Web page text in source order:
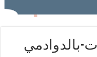
بالدوادمي